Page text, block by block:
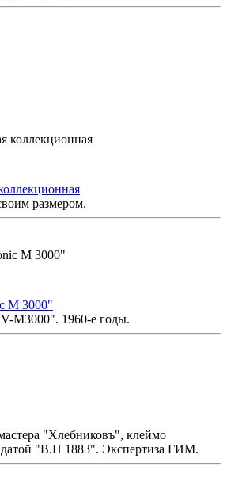
размером.
M 3000"
M3000". 1960-е годы.
"Хлебниковъ", клеймо
датой "В.П 1883". Экспертиза ГИМ.